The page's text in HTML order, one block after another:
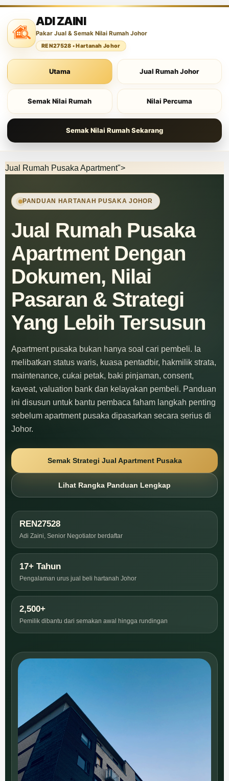
ADI ZAINI
Pakar Jual & Semak Nilai Rumah Johor
REN27528 • Hartanah Johor
Utama Jual Rumah Johor
Semak Nilai Rumah Nilai Percuma
Semak Nilai Rumah Sekarang
Jual Rumah Pusaka Apartment">
PANDUAN HARTANAH PUSAKA JOHOR
Jual Rumah Pusaka
Apartment Dengan
Dokumen, Nilai
Pasaran & Strategi
Yang Lebih Tersusun
Apartment pusaka bukan hanya soal cari pembeli. Ia
melibatkan status waris, kuasa pentadbir, hakmilik strata,
maintenance, cukai petak, baki pinjaman, consent,
kaveat, valuation bank dan kelayakan pembeli. Panduan
ini disusun untuk bantu pembaca faham langkah penting
sebelum apartment pusaka dipasarkan secara serius di
Johor.
Semak Strategi Jual Apartment Pusaka
Lihat Rangka Panduan Lengkap
REN27528
Adi Zaini, Senior Negotiator berdaftar
17+ Tahun
Pengalaman urus jual beli hartanah Johor
2,500+
Pemilik dibantu dari semakan awal hingga rundingan